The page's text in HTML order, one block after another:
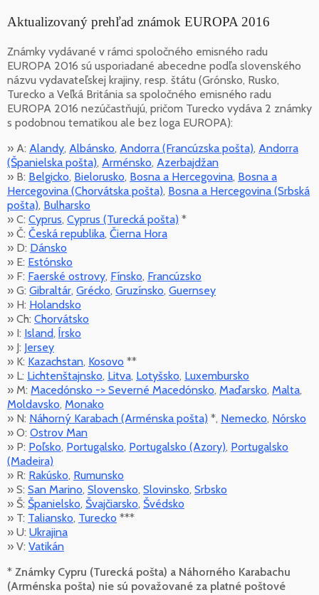
Aktualizovaný prehľad známok EUROPA 2016
Známky vydávané v rámci spoločného emisného radu
EUROPA 2016 sú usporiadané abecedne podľa slovenského
názvu vydavateľskej krajiny, resp. štátu (Grónsko, Rusko,
Turecko a Veľká Británia sa spoločného emisného radu
EUROPA 2016 nezúčastňujú, pričom Turecko vydáva 2 známky
s podobnou tematikou ale bez loga EUROPA):
» A: Alandy, Albánsko, Andorra (Francúzska pošta), Andorra
(Španielska pošta), Arménsko, Azerbajdžan
» B: Belgicko, Bielorusko, Bosna a Hercegovina, Bosna a
Hercegovina (Chorvátska pošta), Bosna a Hercegovina (Srbská
pošta), Bulharsko
» C: Cyprus, Cyprus (Turecká pošta) *
» Č: Česká republika, Čierna Hora
» D: Dánsko
» E: Estónsko
» F: Faerské ostrovy, Fínsko, Francúzsko
» G: Gibraltár, Grécko, Gruzínsko, Guernsey
» H: Holandsko
» Ch: Chorvátsko
» I: Island, Írsko
» J: Jersey
» K: Kazachstan, Kosovo **
» L: Lichtenštajnsko, Litva, Lotyšsko, Luxembursko
» M: Macedónsko -> Severné Macedónsko, Maďarsko, Malta,
Moldavsko, Monako
» N: Náhorný Karabach (Arménska pošta) *, Nemecko, Nórsko
» O: Ostrov Man
» P: Poľsko, Portugalsko, Portugalsko (Azory), Portugalsko
(Madeira)
» R: Rakúsko, Rumunsko
» S: San Marino, Slovensko, Slovinsko, Srbsko
» Š: Španielsko, Švajčiarsko, Švédsko
» T: Taliansko, Turecko ***
» U: Ukrajina
» V: Vatikán
* Známky Cypru (Turecká pošta) a Náhorného Karabachu
(Arménska pošta) nie sú považované za platné poštové